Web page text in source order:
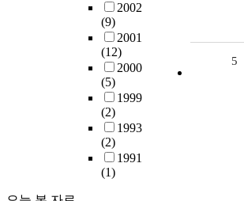
2002
(9)
2001
(12)
2000
(5)
1999
(2)
1993
(2)
1991
(1)
5